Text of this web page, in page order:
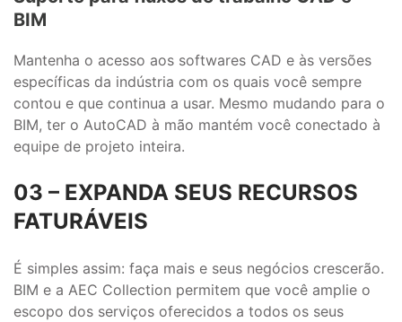
BIM
Mantenha o acesso aos softwares CAD e às versões
específicas da indústria com os quais você sempre
contou e que continua a usar. Mesmo mudando para o
BIM, ter o AutoCAD à mão mantém você conectado à
equipe de projeto inteira.
03 – EXPANDA SEUS RECURSOS
FATURÁVEIS
É simples assim: faça mais e seus negócios crescerão.
BIM e a AEC Collection permitem que você amplie o
escopo dos serviços oferecidos a todos os seus